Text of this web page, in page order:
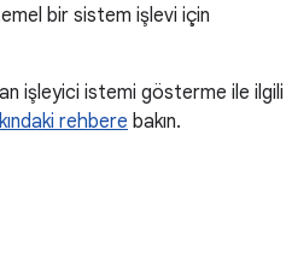
bir sistem işlevi için
işleyici istemi gösterme ile ilgili
rehbere bakın.